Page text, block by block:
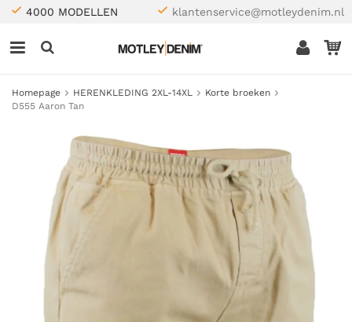
4000 MODELLEN klantenservice@motleydenim.nl
Homepage HERENKLEDING 2XL-14XL
Korte broeken
D555 Aaron Tan